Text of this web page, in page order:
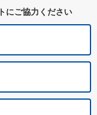
にご協力ください